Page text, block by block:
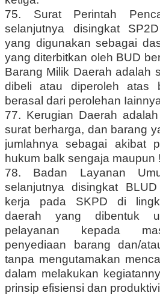
75. Surat Perintah
selanjutnya disingkat
yang digunakan sebagai
yang diterbitkan oleh BUD
Barang Milik Daerah adalah
dibeli atau diperoleh atas
berasal dari perolehan
77. Kerugian Daerah
surat berharga, dan barang
jumlahnya sebagai akibat
hukum balk sengaja maupun
78. Badan Layanan
selanjutnya disingkat
kerja pada SKPD di
daerah yang dibentuk
pelayanan kepada
penyediaan barang dan/
tanpa mengutamakan
dalam melakukan
prinsip efisiensi dan